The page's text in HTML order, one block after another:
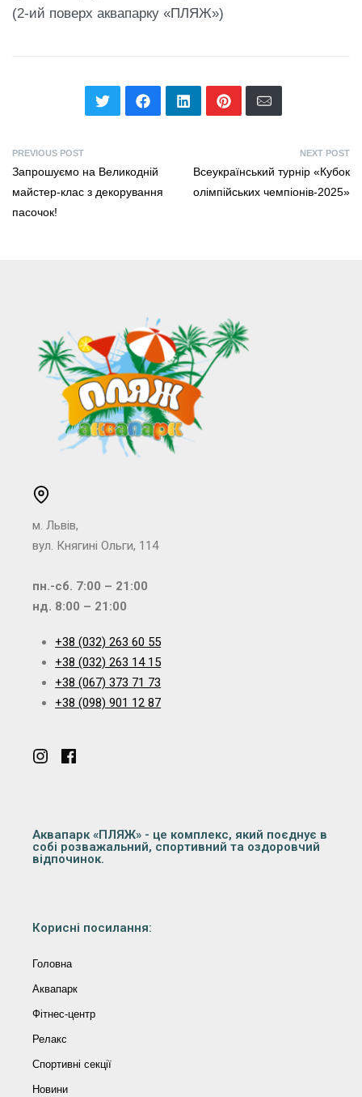
(2-ий поверх аквапарку «ПЛЯЖ»)
PREVIOUS POST
Запрошуємо на Великодній
майстер-клас з декорування
пасочок!
NEXT POST
Всеукраїнський турнір «Кубок
олімпійських чемпіонів-2025»
м. Львів,
вул. Княгині Ольги, 114
пн.-сб. 7:00 – 21:00
нд. 8:00 – 21:00
+38 (032) 263 60 55
+38 (032) 263 14 15
+38 (067) 373 71 73
+38 (098) 901 12 87
Аквапарк «ПЛЯЖ» - це комплекс, який поєднує в
собі розважальний, спортивний та оздоровчий
відпочинок.
Корисні посилання:
Головна
Аквапарк
Фітнес-центр
Релакс
Спортивні секції
Новини